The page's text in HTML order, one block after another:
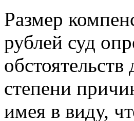
Размер
рублей суд
степени
имея в виду,